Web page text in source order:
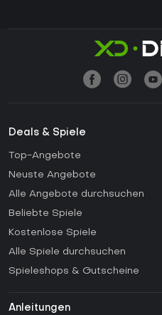
Deals & Spiele
Top-Angebote
Neuste Angebote
Alle Angebote durchsuchen
Beliebte Spiele
Kostenlose Spiele
Alle Spiele durchsuchen
Spieleshops & Gutscheine
Anleitungen